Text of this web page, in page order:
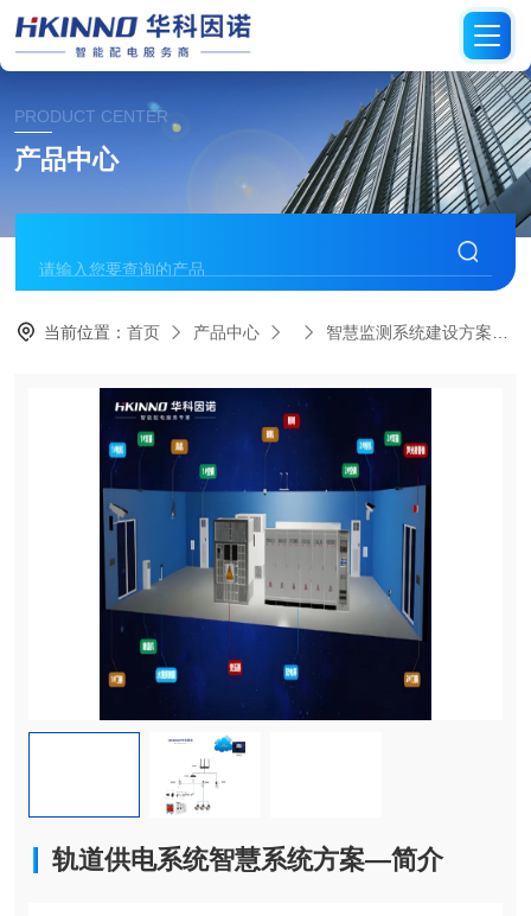
PRODUCT CENTER
产品中心
当前位置：首页 产品中心 智慧监测系统建设方案
轨道供电系统智慧系统方案—简介